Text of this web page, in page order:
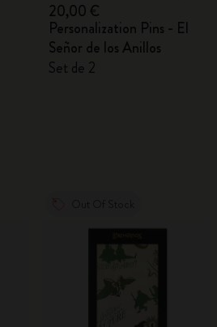
20,00 €
Personalization Pins - El
Señor de los Anillos
Set de 2